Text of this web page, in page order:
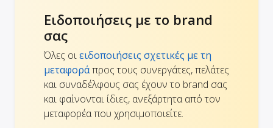
Ειδοποιήσεις με το brand
σας
Όλες οιειδοποιήσεις σχετικές με τη
μεταφοράπρος τους συνεργάτες, πελάτες
και συναδέλφους σας έχουν το brand σας
και φαίνονται ίδιες, ανεξάρτητα από τον
μεταφορέα που χρησιμοποιείτε.